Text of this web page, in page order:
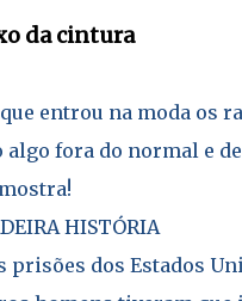
da cintura
entrou na moda os
algo fora do normal e
HISTÓRIA
prisões dos Estados